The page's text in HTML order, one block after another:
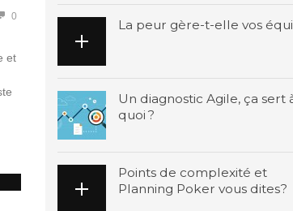
0
et
La peur gère-t-elle vos
Un diagnostic Agile, ça sert
quoi ?
Points de complexité et
Planning Poker vous dites?